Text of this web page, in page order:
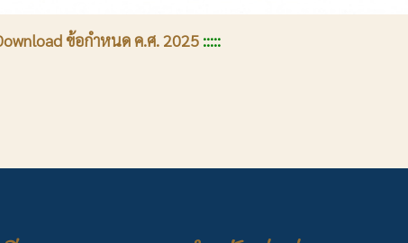
ข้อกำหนด ค.ศ. 2025 :::::
ตำแหน่งหน้าที่